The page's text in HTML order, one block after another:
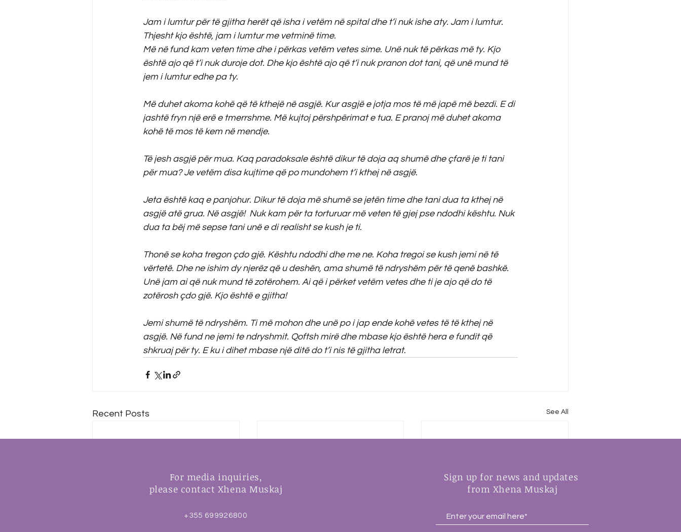
Jam i lumtur për të gjitha herët që isha i vetëm në spital dhe t’i nuk ishe aty. Jam i lumtur.
Thjesht kjo është, jam i lumtur me vetminë time.
Më në fund kam veten time dhe i përkas vetëm vetes sime. Unë nuk të përkas më ty. Kjo
është ajo që t’i nuk duroje dot. Dhe kjo është ajo që t’i nuk pranon dot tani, që unë mund të
jem i lumtur edhe pa ty.
Më duhet akoma kohë që të kthejë në asgjë. Kur asgjë e jotja mos të më japë më bezdi. E di
jashtë fryn një erë e tmerrshme. Më kujtoj përshpërimat e tua. E pranoj më duhet akoma
kohë të mos të kem në mendje.
Të jesh asgjë për mua. Kaq paradoksale është dikur të doja aq shumë dhe çfarë je ti tani
për mua? Je vetëm disa kujtime që po mundohem t’i kthej në asgjë.
Jeta është kaq e panjohur. Dikur të doja më shumë se jetën time dhe tani dua ta kthej në
asgjë atë grua. Në asgjë!  Nuk kam për ta torturuar më veten të gjej pse ndodhi kështu. Nuk
dua ta bëj më sepse tani unë e di realisht se kush je ti.
Thonë se koha tregon çdo gjë. Kështu ndodhi dhe me ne. Koha tregoi se kush jemi në të
vërtetë. Dhe ne ishim dy njerëz që u deshën, ama shumë të ndryshëm për të qenë bashkë.
Unë jam ai që nuk mund të zotërohem. Ai që i përket vetëm vetes dhe ti je ajo që do të
zotërosh çdo gjë. Kjo është e gjitha!
Jemi shumë të ndryshëm. Ti më mohon dhe unë po i jap ende kohë vetes të të kthej në
asgjë. Në fund ne jemi te ndryshmit. Qoftsh mirë dhe mbase kjo është hera e fundit që
shkruaj për ty. E ku i dihet mbase një ditë do t’i nis të gjitha letrat.
Recent Posts See All
For media inquiries,
please contact Xhena Muskaj
+355 699926800
Sign up for news and updates
from Xhena Muskaj